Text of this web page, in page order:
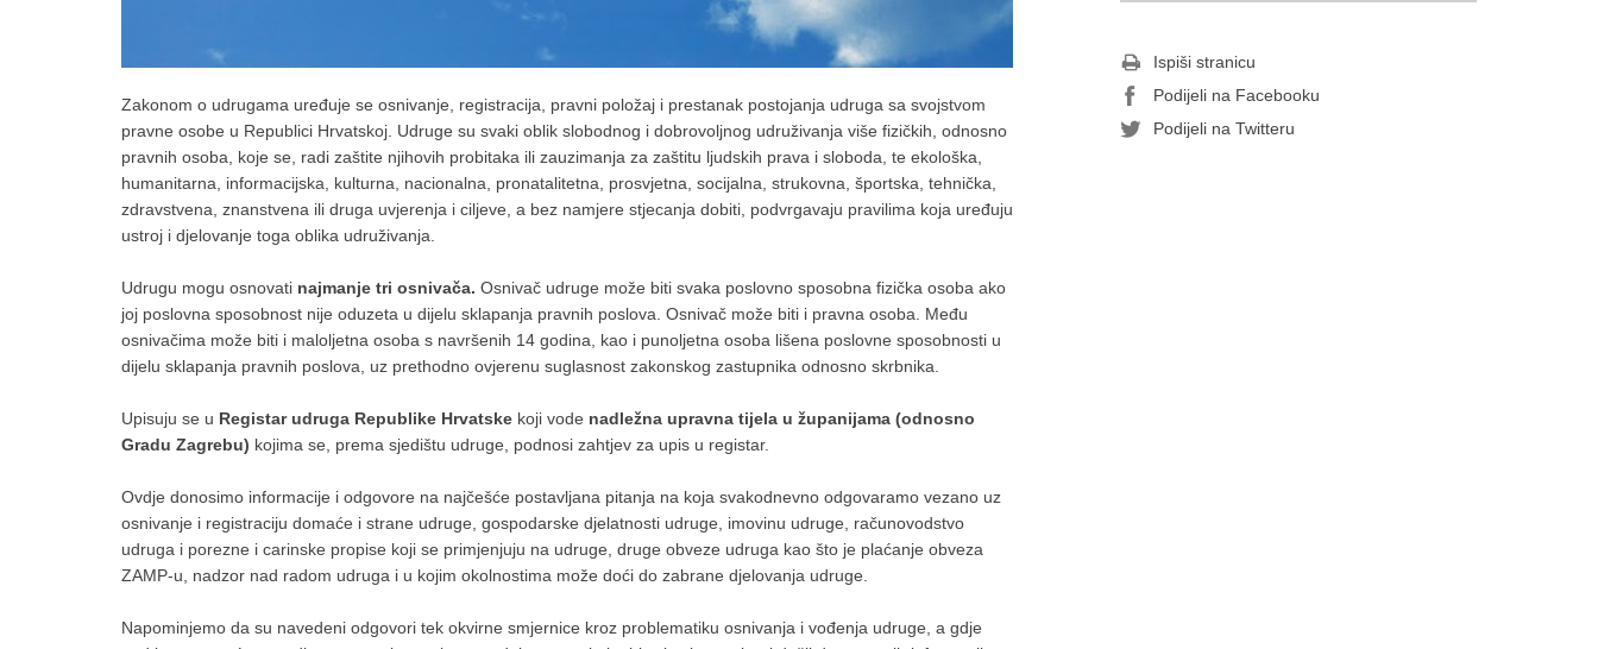
Zakonom o udrugama uređuje se osnivanje, registracija, pravni položaj i prestanak postojanja udruga sa svojstvom
pravne osobe u Republici Hrvatskoj. Udruge su svaki oblik slobodnog i dobrovoljnog udruživanja više fizičkih, odnosno
pravnih osoba, koje se, radi zaštite njihovih probitaka ili zauzimanja za zaštitu ljudskih prava i sloboda, te ekološka,
humanitarna, informacijska, kulturna, nacionalna, pronatalitetna, prosvjetna, socijalna, strukovna, športska, tehnička,
zdravstvena, znanstvena ili druga uvjerenja i ciljeve, a bez namjere stjecanja dobiti, podvrgavaju pravilima koja uređuju
ustroj i djelovanje toga oblika udruživanja.
Udrugu mogu osnovati najmanje tri osnivača. Osnivač udruge može biti svaka poslovno sposobna fizička osoba ako
joj poslovna sposobnost nije oduzeta u dijelu sklapanja pravnih poslova. Osnivač može biti i pravna osoba. Među
osnivačima može biti i maloljetna osoba s navršenih 14 godina, kao i punoljetna osoba lišena poslovne sposobnosti u
dijelu sklapanja pravnih poslova, uz prethodno ovjerenu suglasnost zakonskog zastupnika odnosno skrbnika.
Upisuju se u Registar udruga Republike Hrvatske koji vode nadležna upravna tijela u županijama (odnosno
Gradu Zagrebu) kojima se, prema sjedištu udruge, podnosi zahtjev za upis u registar.
Ovdje donosimo informacije i odgovore na najčešće postavljana pitanja na koja svakodnevno odgovaramo vezano uz
osnivanje i registraciju domaće i strane udruge, gospodarske djelatnosti udruge, imovinu udruge, računovodstvo
udruga i porezne i carinske propise koji se primjenjuju na udruge, druge obveze udruga kao što je plaćanje obveza
ZAMP-u, nadzor nad radom udruga i u kojim okolnostima može doći do zabrane djelovanja udruge.
Napominjemo da su navedeni odgovori tek okvirne smjernice kroz problematiku osnivanja i vođenja udruge, a gdje
Ispiši stranicu
Podijeli na Facebooku
Podijeli na Twitteru